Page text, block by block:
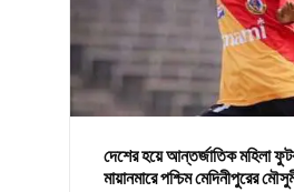
দেশের হয়ে আন্তর্জাতিক মহিলা
মায়ানমারে পশ্চিম মেদিনীপুরের